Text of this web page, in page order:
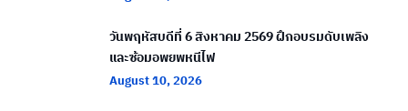
วันพฤหัสบดีที่ 6 สิงหาคม 2569 ฝึกอบรมดับเพลิง
และซ้อมอพยพหนีไฟ
August 10, 2026